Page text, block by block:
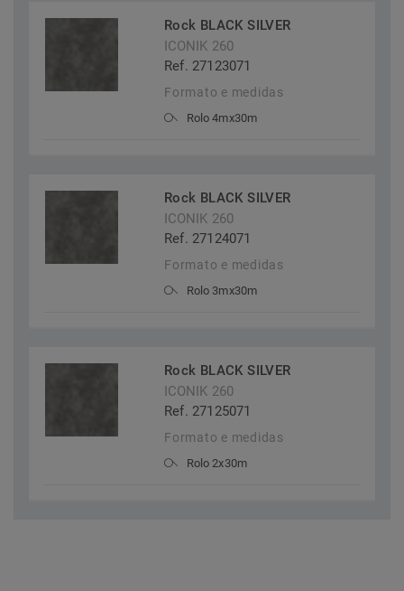
Rock BLACK SILVER
ICONIK 260
Ref. 27123071
Formato e medidas
Rolo 4mx30m
Rock BLACK SILVER
ICONIK 260
Ref. 27124071
Formato e medidas
Rolo 3mx30m
Rock BLACK SILVER
ICONIK 260
Ref. 27125071
Formato e medidas
Rolo 2x30m